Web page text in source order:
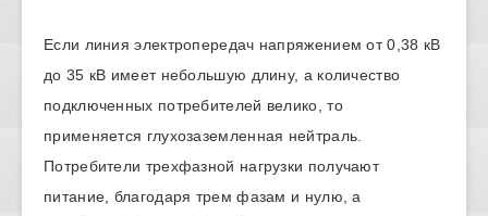
Если линия электропередач напряжением от 0,38 кВ
до 35 кВ имеет небольшую длину, а количество
подключенных потребителей велико, то
применяется глухозаземленная нейтраль.
Потребители трехфазной нагрузки получают
питание, благодаря трем фазам и нулю, а